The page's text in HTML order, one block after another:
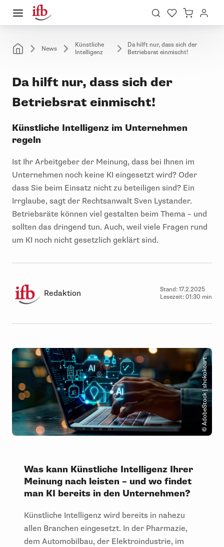
News
Künstliche
Intelligenz
Da hilft nur, dass sich der
Betriebsrat einmischt!
Da hilft nur, dass sich der
Betriebsrat einmischt!
Künstliche Intelligenz im Unternehmen
regeln
Ist Ihr Arbeitgeber der Meinung, dass bei Ihnen im
Unternehmen noch keine KI eingesetzt wird? Oder
dass Sie beim Einsatz nicht zu beteiligen sind? Ein
Irrglaube, sagt der Rechtsanwalt Sven Lystander.
Betriebsräte können viel gestalten beim Thema – und
sollten das dringend tun. Auch, weil viele Fragen rund
um KI noch nicht gesetzlich geklärt sind.
Redaktion Stand: 17.2.2025
Lesezeit: 01:30 min
© AdobeStock | shokokoart
Was kann Künstliche Intelligenz Ihrer
Meinung nach leisten – und wo findet
man KI bereits in den Unternehmen?
Künstliche Intelligenz wird bereits in nahezu
allen Branchen eingesetzt. In der Pharmazie,
dem Automobilbau, der Elektroindustrie, im